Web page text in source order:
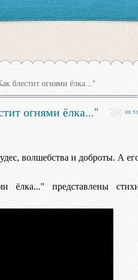
блестит огнями ёлка..."
08:53
огнями ёлка..."
волшебства и доброты. А
ёлка..." представлены